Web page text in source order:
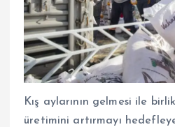
Kış aylarının gelmesi ile
üretimini artırmayı